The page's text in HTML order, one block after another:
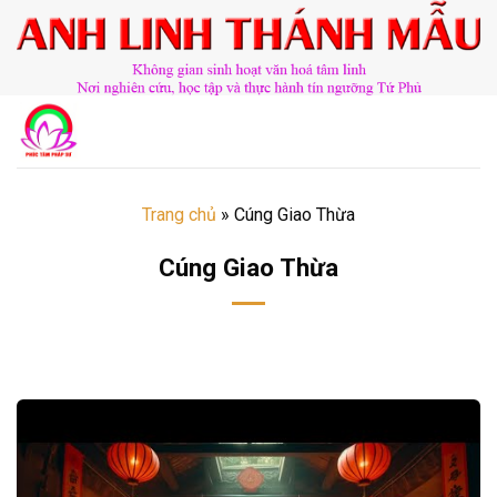
Chuyển
đến
Trang chủ » Cúng Giao Thừa
Cúng Giao Thừa